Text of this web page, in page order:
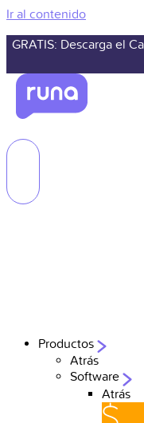
Ir al contenido
GRATIS: Descarga el
Productos
Atrás
Software
Atrás